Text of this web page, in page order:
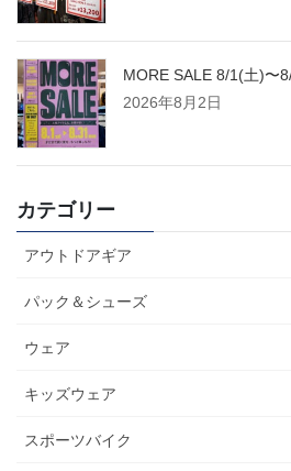
MORE SALE 8/1(土)〜
2026年8月2日
カテゴリー
アウトドアギア
パック＆シューズ
ウェア
キッズウェア
スポーツバイク